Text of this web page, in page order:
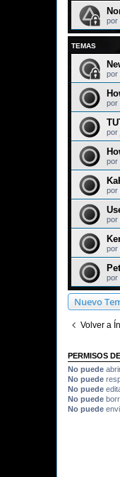
por
TEMAS
por
por
por
por
por
por
por
por
Nuevo
Volver a
PERMISOS
No puede
No puede
No puede
No puede
No puede